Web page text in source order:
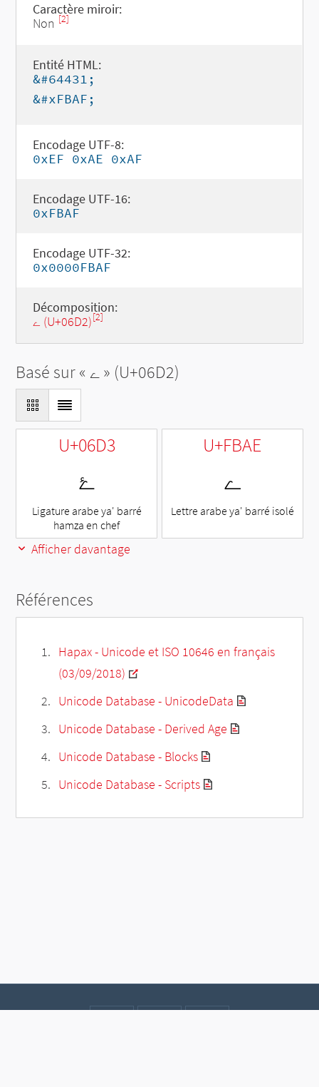
Caractère miroir:
Non [2]
Entité HTML:
&#64431;
&#xFBAF;
Encodage UTF-8:
0xEF 0xAE 0xAF
Encodage UTF-16:
0xFBAF
Encodage UTF-32:
0x0000FBAF
Décomposition:
ے (U+06D2)[2]
Basé sur « ے» (U+06D2)
U+06D3
ۓ
Ligature arabe ya' barré
hamza en chef
U+FBAE
ﮮ
Lettre arabe ya' barré isolé
Afficher davantage
Références
Hapax - Unicode et ISO 10646 en français
(03/09/2018)
Unicode Database - UnicodeData
Unicode Database - Derived Age
Unicode Database - Blocks
Unicode Database - Scripts